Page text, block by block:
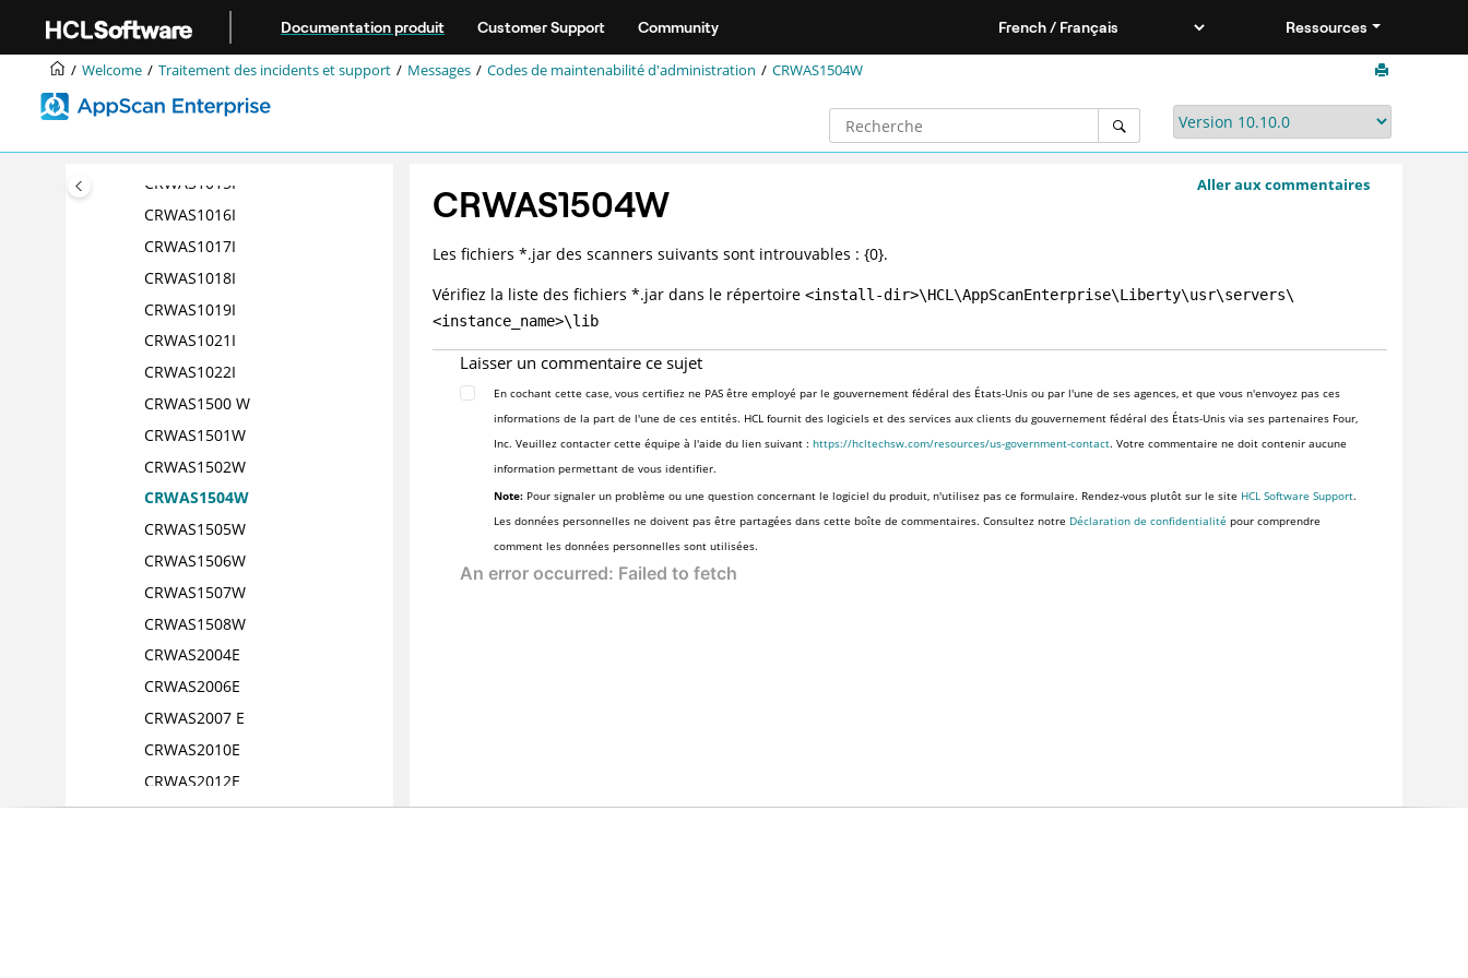
Documentation produit Customer Support Community Ressources
Welcome Traitement des incidents et support Messages Codes de maintenabilité d'administration CRWAS1504W
CRWAS1010I
CRWAS1011I
CRWAS1013I
CRWAS1014I
CRWAS1015I
CRWAS1016I
CRWAS1017I
CRWAS1018I
CRWAS1019I
CRWAS1021I
CRWAS1022I
CRWAS1500 W
CRWAS1501W
CRWAS1502W
CRWAS1504W
CRWAS1505W
CRWAS1506W
CRWAS1507W
CRWAS1508W
CRWAS2004E
CRWAS2006E
CRWAS2007 E
CRWAS2010E
CRWAS2012E
CRWAS2013E
Aller aux commentaires
CRWAS1504W
Les fichiers *.jar des scanners suivants sont introuvables : {0}.
Vérifiez la liste des fichiers *.jar dans le répertoire<install-dir>\HCL\AppScanEnterprise\Liberty\usr\servers\
<instance_name>\lib
Laisser un commentaire ce sujet
En cochant cette case, vous certifiez ne PAS être employé par le gouvernement fédéral des États-Unis ou par l'une de ses agences, et que vous n'envoyez pas ces
informations de la part de l'une de ces entités. HCL fournit des logiciels et des services aux clients du gouvernement fédéral des États-Unis via ses partenaires Four,
Inc. Veuillez contacter cette équipe à l'aide du lien suivant :https://hcltechsw.com/resources/us-government-contact. Votre commentaire ne doit contenir aucune
information permettant de vous identifier.
Note: Pour signaler un problème ou une question concernant le logiciel du produit, n'utilisez pas ce formulaire. Rendez-vous plutôt sur le site HCL Software Support.
Les données personnelles ne doivent pas être partagées dans cette boîte de commentaires. Consultez notre Déclaration de confidentialité pour comprendre
comment les données personnelles sont utilisées.